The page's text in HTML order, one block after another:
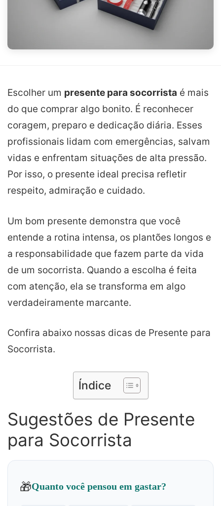
Escolher um presente para socorrista é mais
do que comprar algo bonito. É reconhecer
coragem, preparo e dedicação diária. Esses
profissionais lidam com emergências, salvam
vidas e enfrentam situações de alta pressão.
Por isso, o presente ideal precisa refletir
respeito, admiração e cuidado.
Um bom presente demonstra que você
entende a rotina intensa, os plantões longos e
a responsabilidade que fazem parte da vida
de um socorrista. Quando a escolha é feita
com atenção, ela se transforma em algo
verdadeiramente marcante.
Confira abaixo nossas dicas de Presente para
Socorrista.
Índice
Sugestões de Presente
para Socorrista
🎁Quanto você pensou em gastar?